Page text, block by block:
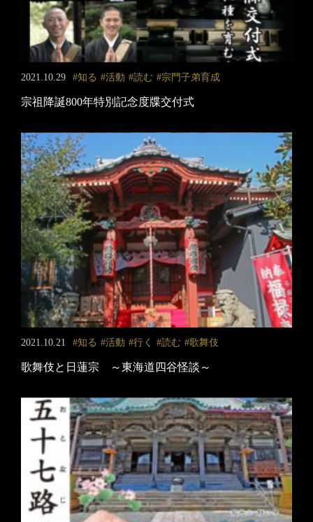
2021.10.29 知る 活動 読む 宗門子弟育成
宗祖降誕800年特別記念度牒交付式
2021.10.21 知る 活動 行く 読む 歌舞伎
歌舞伎と日蓮宗 ～東海道四谷怪談～